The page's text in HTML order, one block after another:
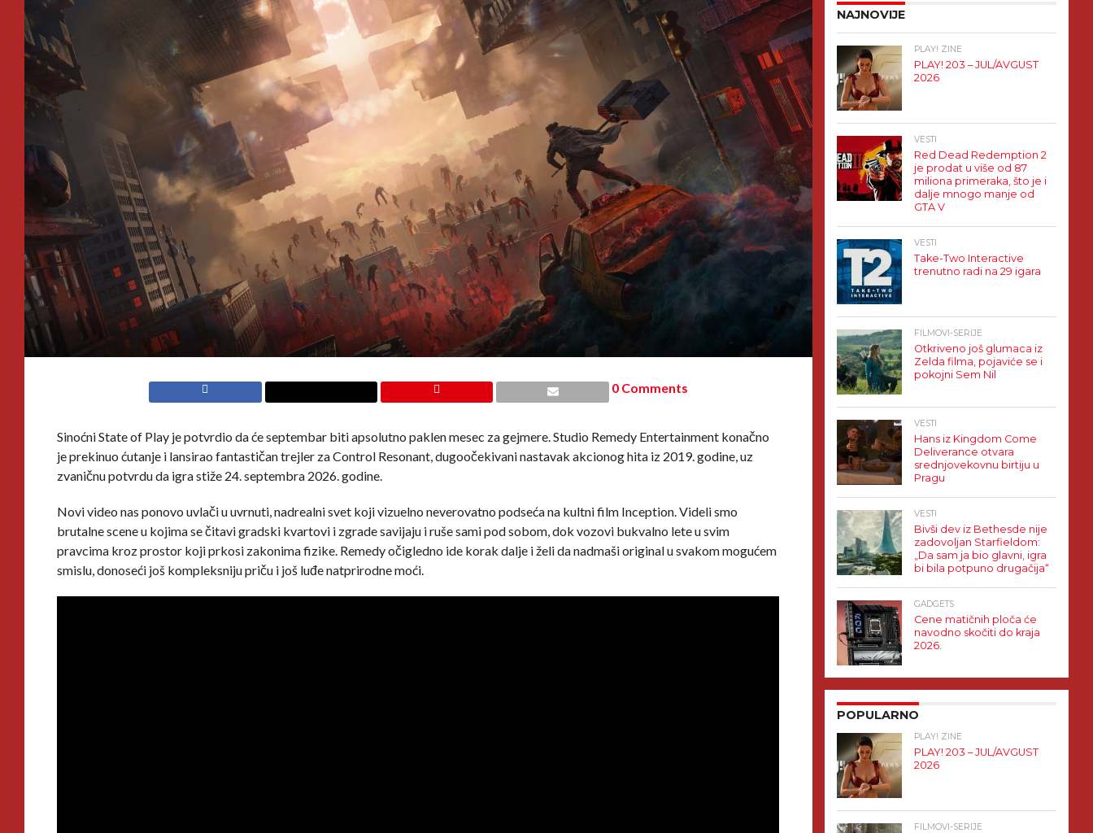
0 Comments
Sinoćni State of Play je potvrdio da će septembar biti apsolutno paklen mesec za gejmere. Studio Remedy Entertainment konačno
je prekinuo ćutanje i lansirao fantastičan trejler za Control Resonant, dugoočekivani nastavak akcionog hita iz 2019. godine, uz
zvaničnu potvrdu da igra stiže 24. septembra 2026. godine.
Novi video nas ponovo uvlači u uvrnuti, nadrealni svet koji vizuelno neverovatno podseća na kultni film Inception. Videli smo
brutalne scene u kojima se čitavi gradski kvartovi i zgrade savijaju i ruše sami pod sobom, dok vozovi bukvalno lete u svim
pravcima kroz prostor koji prkosi zakonima fizike. Remedy očigledno ide korak dalje i želi da nadmaši original u svakom mogućem
smislu, donoseći još kompleksniju priču i još luđe natprirodne moći.
NAJNOVIJE
PLAY! ZINE
PLAY! 203 – JUL/AVGUST
2026
VESTI
Red Dead Redemption 2
je prodat u više od 87
miliona primeraka, što je i
dalje mnogo manje od
GTA V
VESTI
Take-Two Interactive
trenutno radi na 29 igara
FILMOVI-SERIJE
Otkriveno još glumaca iz
Zelda filma, pojaviće se i
pokojni Sem Nil
VESTI
Hans iz Kingdom Come
Deliverance otvara
srednjovekovnu birtiju u
Pragu
VESTI
Bivši dev iz Bethesde nije
zadovoljan Starfieldom:
„Da sam ja bio glavni, igra
bi bila potpuno drugačija“
GADGETS
Cene matičnih ploča će
navodno skočiti do kraja
2026.
POPULARNO
PLAY! ZINE
PLAY! 203 – JUL/AVGUST
2026
FILMOVI-SERIJE